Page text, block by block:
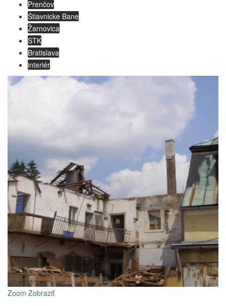
Prenčov
Štiavnicke Bane
Žarnovica
STK
Bratislava
interiér
Zoom Zobraziť